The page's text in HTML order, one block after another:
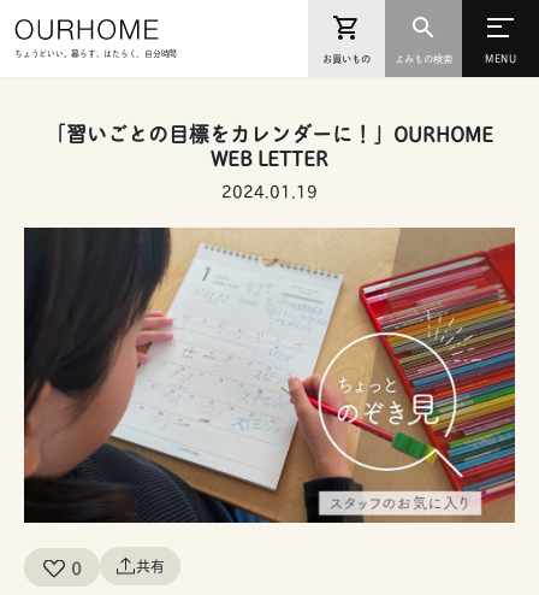
ちょうどいい。暮らす、はたらく、自分時間
「習いごとの目標をカレンダーに！」OURHOME
WEB LETTER
2024.01.19
0 共有
お買いもの よみもの検索